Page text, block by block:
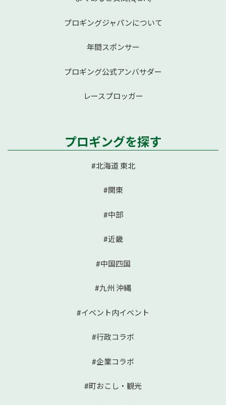
プロギングジャパンについて
年間スポンサー
プロギング公式アンバサダー
レースプロッガー
プロギングを探す
#北海道 東北
#関東
#中部
#近畿
#中国四国
#九州 沖縄
#イベント内イベント
#行政コラボ
#企業コラボ
#町おこし・観光